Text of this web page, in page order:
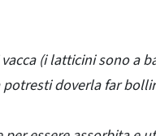
(i latticini sono a
doverla far